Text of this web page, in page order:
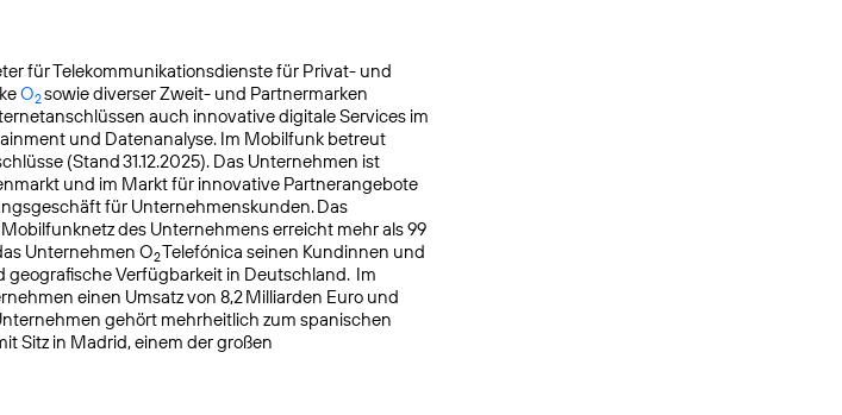
für Telekommunikationsdienste für Privat- und
O2sowie diverser Zweit- und Partnermarken
auch innovative digitale Services im
und Datenanalyse. Im Mobilfunk betreut
(Stand 31.12.2025). Das Unternehmen ist
und im Markt für innovative Partnerangebote
für Unternehmenskunden. Das
des Unternehmens erreicht mehr als 99
Unternehmen O2Telefónica seinen Kundinnen und
Verfügbarkeit in Deutschland. Im
einen Umsatz von 8,2 Milliarden Euro und
gehört mehrheitlich zum spanischen
Sitz in Madrid, einem der großen